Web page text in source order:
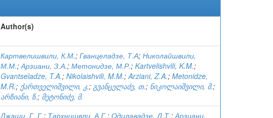
Author(s)
Картвелишвили, К.М.; Гванцеладзе, Т.А; Николайшвили,
М.М.;Арзиани, З.А.; Метонидзе, М.Р.; Kartvelishvili, K.M.;
Gvantseladze, T.A.; Nikolaishvili, M.M.;Arziani, Z.A.; Metonidze,
M.R.; ქართველიშვილი, კ.; გვანცელაძე, თ.; ნიკოლაიშვილი, მ.;
არზიანი, ზ.; მეტონიძე, მ.
Джаши, Г. Г.; Тархнишвли, А.Г.; Одилавадзе, Д.Т.;Арзиани,